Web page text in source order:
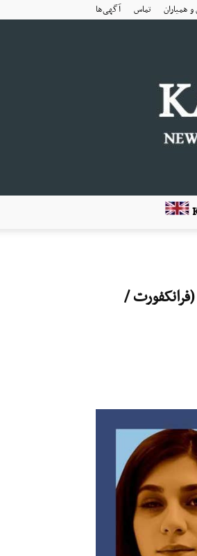
و همیاران تماس آگهی‌ها
(فرانکفورت /